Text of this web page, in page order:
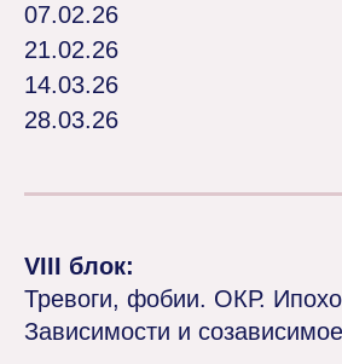
07.02.26
21.02.26
14.03.26
28.03.26
VIII блок:
Тревоги, фобии. ОКР.
Зависимости и